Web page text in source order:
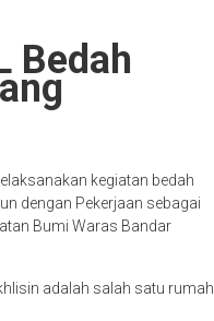
Bedah
kegiatan bedah
dengan Pekerjaan sebagai
Bumi Waras Bandar
adalah salah satu rumah